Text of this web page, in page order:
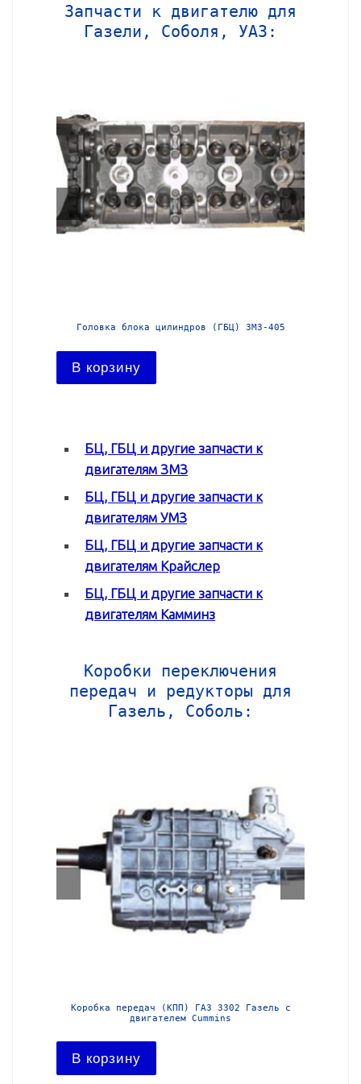
Запчасти к двигателю для
Газели, Соболя, УАЗ:
Головка блока цилиндров (ГБЦ) Chrysler 2,4l
В корзину
БЦ, ГБЦ и другие запчасти к
двигателям ЗМЗ
БЦ, ГБЦ и другие запчасти к
двигателям УМЗ
БЦ, ГБЦ и другие запчасти к
двигателям Крайслер
БЦ, ГБЦ и другие запчасти к
двигателям Камминз
Коробки переключения
передач и редукторы для
Газель, Соболь:
Коробка передач (КПП) ГАЗ 3302 Газель